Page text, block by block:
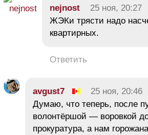
nejnost 25 ноя, 20:27
ЖЭКи трясти надо
квартирных.
Ответить
avgust7 25 ноя, 20:46
Думаю, что теперь, после
волонтёршой — воровкой
прокуратура, а нам